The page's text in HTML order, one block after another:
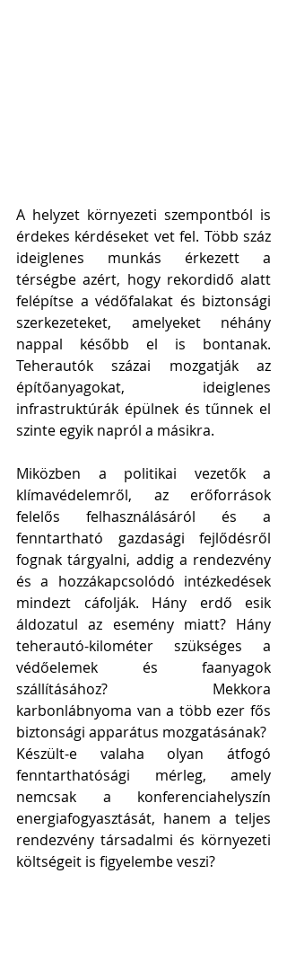
A helyzet környezeti szempontból is
érdekes kérdéseket vet fel. Több száz
ideiglenes munkás érkezett a
térségbe azért, hogy rekordidő alatt
felépítse a védőfalakat és biztonsági
szerkezeteket, amelyeket néhány
nappal később el is bontanak.
Teherautók százai mozgatják az
építőanyagokat, ideiglenes
infrastruktúrák épülnek és tűnnek el
szinte egyik napról a másikra.
Miközben a politikai vezetők a
klímavédelemről, az erőforrások
felelős felhasználásáról és a
fenntartható gazdasági fejlődésről
fognak tárgyalni, addig a rendezvény
és a hozzákapcsolódó intézkedések
mindezt cáfolják. Hány erdő esik
áldozatul az esemény miatt? Hány
teherautó-kilométer szükséges a
védőelemek és faanyagok
szállításához? Mekkora
karbonlábnyoma van a több ezer fős
biztonsági apparátus mozgatásának?
Készült-e valaha olyan átfogó
fenntarthatósági mérleg, amely
nemcsak a konferenciahelyszín
energiafogyasztását, hanem a teljes
rendezvény társadalmi és környezeti
költségeit is figyelembe veszi?